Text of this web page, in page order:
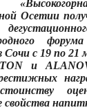
Осетии
форума
Сочи с 19 по 21
и
свойства